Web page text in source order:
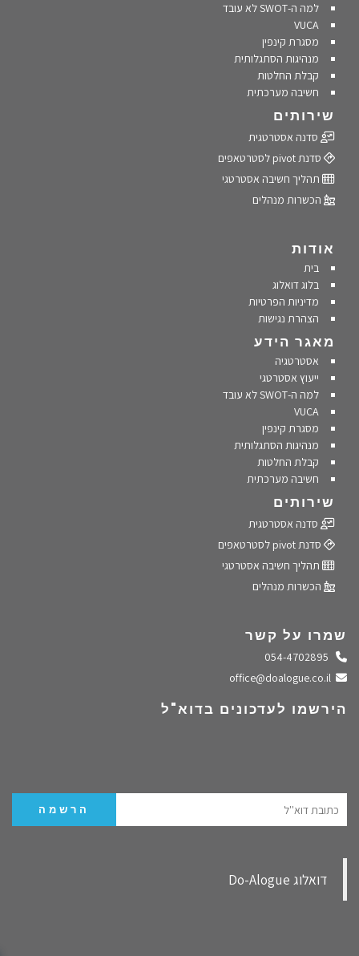
למה ה-SWOT לא עובד
VUCA
מסגרת קינפין
מנהיגות הסתגלותית
קבלת החלטות
חשיבה מערכתית
שירותים
סדנה אסטרטגית
סדנת pivot לסטרטאפים
תהליך חשיבה אסטרטגי
הכשרות מנהלים
אודות
בית
בלוג דואלוג
מדיניות הפרטיות
הצהרת נגישות
מאגר הידע
אסטרטגיה
ייעוץ אסטרטגי
למה ה-SWOT לא עובד
VUCA
מסגרת קינפין
מנהיגות הסתגלותית
קבלת החלטות
חשיבה מערכתית
שירותים
סדנה אסטרטגית
סדנת pivot לסטרטאפים
תהליך חשיבה אסטרטגי
הכשרות מנהלים
שמרו על קשר
התקשרו אלינו
שלחו מייל
הירשמו לעדכונים בדוא"ל
‏דואלוג Do-Alogue‏